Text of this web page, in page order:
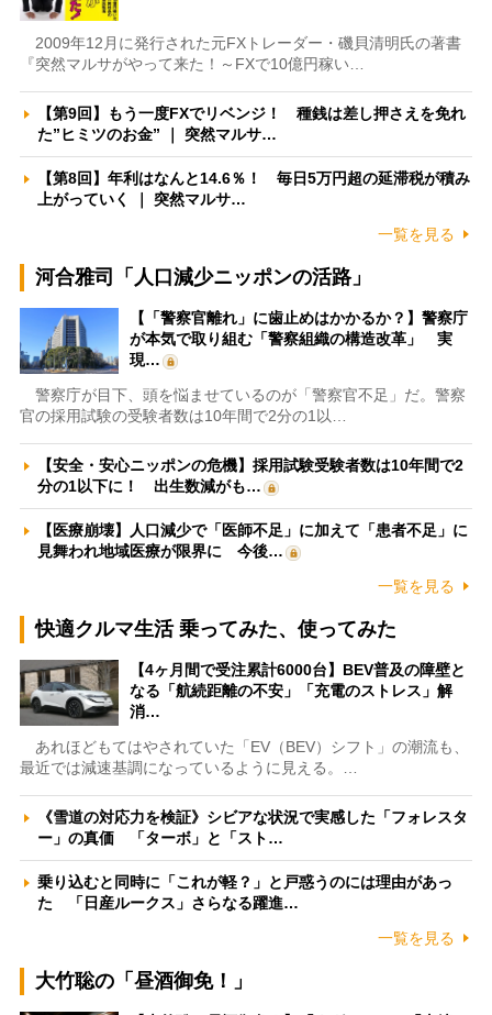
2009年12月に発行された元FXトレーダー・磯貝清明氏の著書
『突然マルサがやって来た！～FXで10億円稼い…
【第9回】もう一度FXでリベンジ！ 種銭は差し押さえを免れ
た”ヒミツのお金” ｜ 突然マルサ…
【第8回】年利はなんと14.6％！ 毎日5万円超の延滞税が積み
上がっていく ｜ 突然マルサ…
一覧を見る
河合雅司「人口減少ニッポンの活路」
【「警察官離れ」に歯止めはかかるか？】警察庁
が本気で取り組む「警察組織の構造改革」 実
現…
警察庁が目下、頭を悩ませているのが「警察官不足」だ。警察
官の採用試験の受験者数は10年間で2分の1以…
【安全・安心ニッポンの危機】採用試験受験者数は10年間で2
分の1以下に！ 出生数減がも…
【医療崩壊】人口減少で「医師不足」に加えて「患者不足」に
見舞われ地域医療が限界に 今後…
一覧を見る
快適クルマ生活 乗ってみた、使ってみた
【4ヶ月間で受注累計6000台】BEV普及の障壁と
なる「航続距離の不安」「充電のストレス」解
消…
あれほどもてはやされていた「EV（BEV）シフト」の潮流も、
最近では減速基調になっているように見える。…
《雪道の対応力を検証》シビアな状況で実感した「フォレスタ
ー」の真価 「ターボ」と「スト…
乗り込むと同時に「これが軽？」と戸惑うのには理由があっ
た 「日産ルークス」さらなる躍進…
一覧を見る
大竹聡の「昼酒御免！」